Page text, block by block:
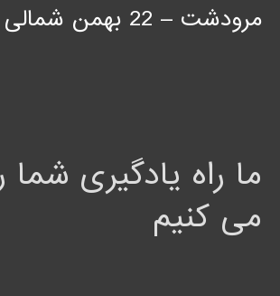
مرودشت – 22 بهمن شمالی
ما راه یادگیری شما
می کنیم